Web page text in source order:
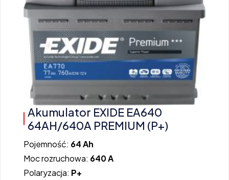
Akumulator EXIDE EA640
64AH/640A PREMIUM (P+)
Pojemność: 64 Ah
Moc rozruchowa: 640 A
Polaryzacja: P+